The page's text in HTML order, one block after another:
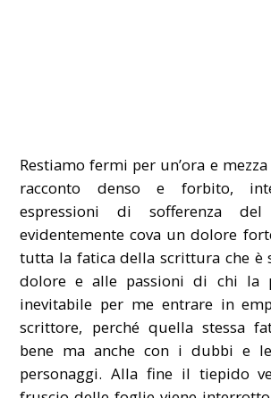
Restiamo fermi per un’ora e
racconto denso e forbito,
espressioni di sofferenza
evidentemente cova un dolore
tutta la fatica della scrittura che è
dolore e alle passioni di chi la
inevitabile per me entrare in
scrittore, perché quella stessa
bene ma anche con i dubbi e
personaggi. Alla fine il tiepido